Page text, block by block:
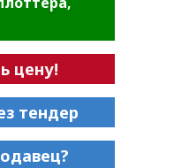
цену!
тендер